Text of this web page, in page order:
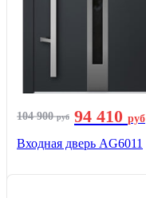
104 900руб 94 410 руб
Входная дверь AG6011